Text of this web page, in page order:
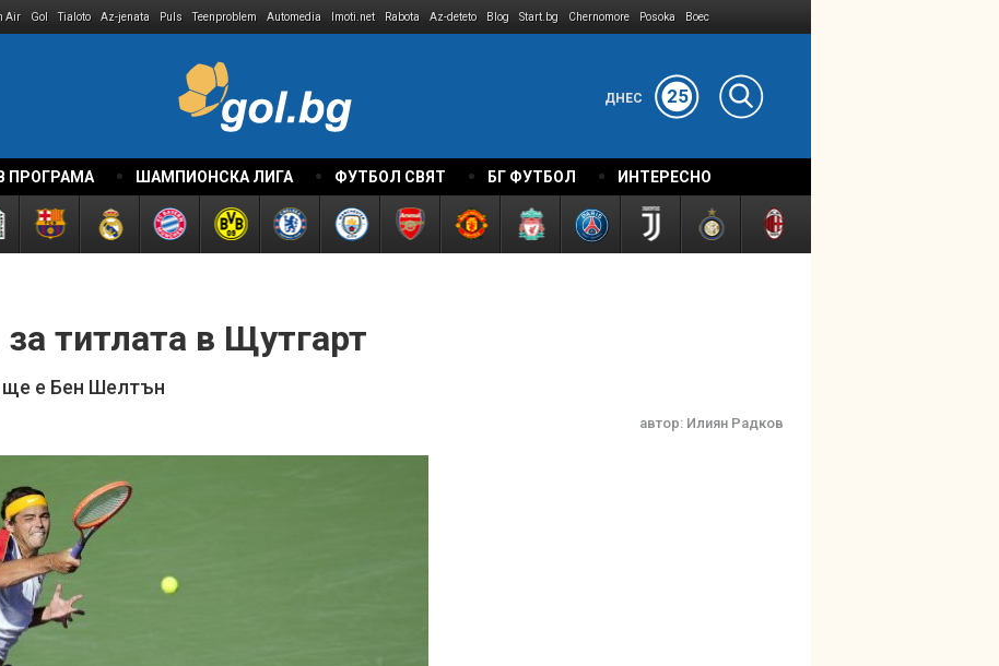
Air Gol Tialoto Az-jenata Puls Teenproblem Automedia Imoti.net Rabota Az-deteto Blog Start.bg Chernomore Posoka Boec
ДНЕС 25
ПРОГРАМА ШАМПИОНСКА ЛИГА ФУТБОЛ СВЯТ БГ ФУТБОЛ ИНТЕРЕСНО
титлата в Щутгарт
ще е Бен Шелтън
автор: Илиян Радков